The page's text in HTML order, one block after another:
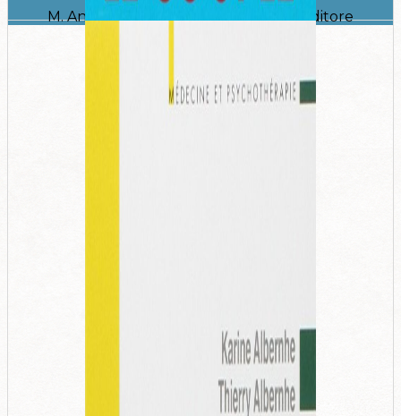
M. Andolfi - 2021 - Raffaello Cortina Editore